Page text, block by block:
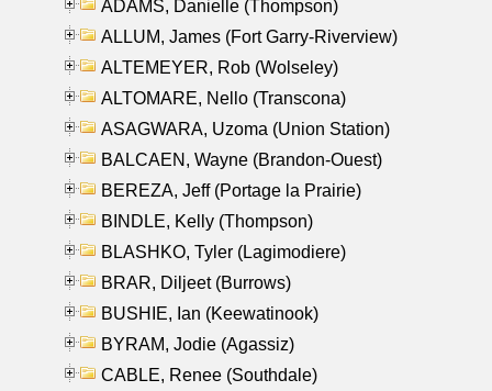
ADAMS, Danielle (Thompson)
ALLUM, James (Fort Garry-Riverview)
ALTEMEYER, Rob (Wolseley)
ALTOMARE, Nello (Transcona)
ASAGWARA, Uzoma (Union Station)
BALCAEN, Wayne (Brandon-Ouest)
BEREZA, Jeff (Portage la Prairie)
BINDLE, Kelly (Thompson)
BLASHKO, Tyler (Lagimodiere)
BRAR, Diljeet (Burrows)
BUSHIE, Ian (Keewatinook)
BYRAM, Jodie (Agassiz)
CABLE, Renee (Southdale)